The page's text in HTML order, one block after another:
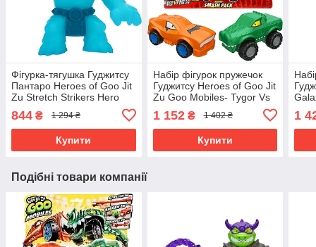
Фігурка-тягушка Гуджитсу
Пантаро Heroes of Goo Jit
Zu Stretch Strikers Hero
844 ₴ 1 294 ₴
Купити
Набір фігурок пружечок
Гуджитсу Heroes of Goo Jit
Zu Goo Mobiles- Tygor Vs
1 152₴ 1 402 ₴
Купити
1
Подібні товари компанії